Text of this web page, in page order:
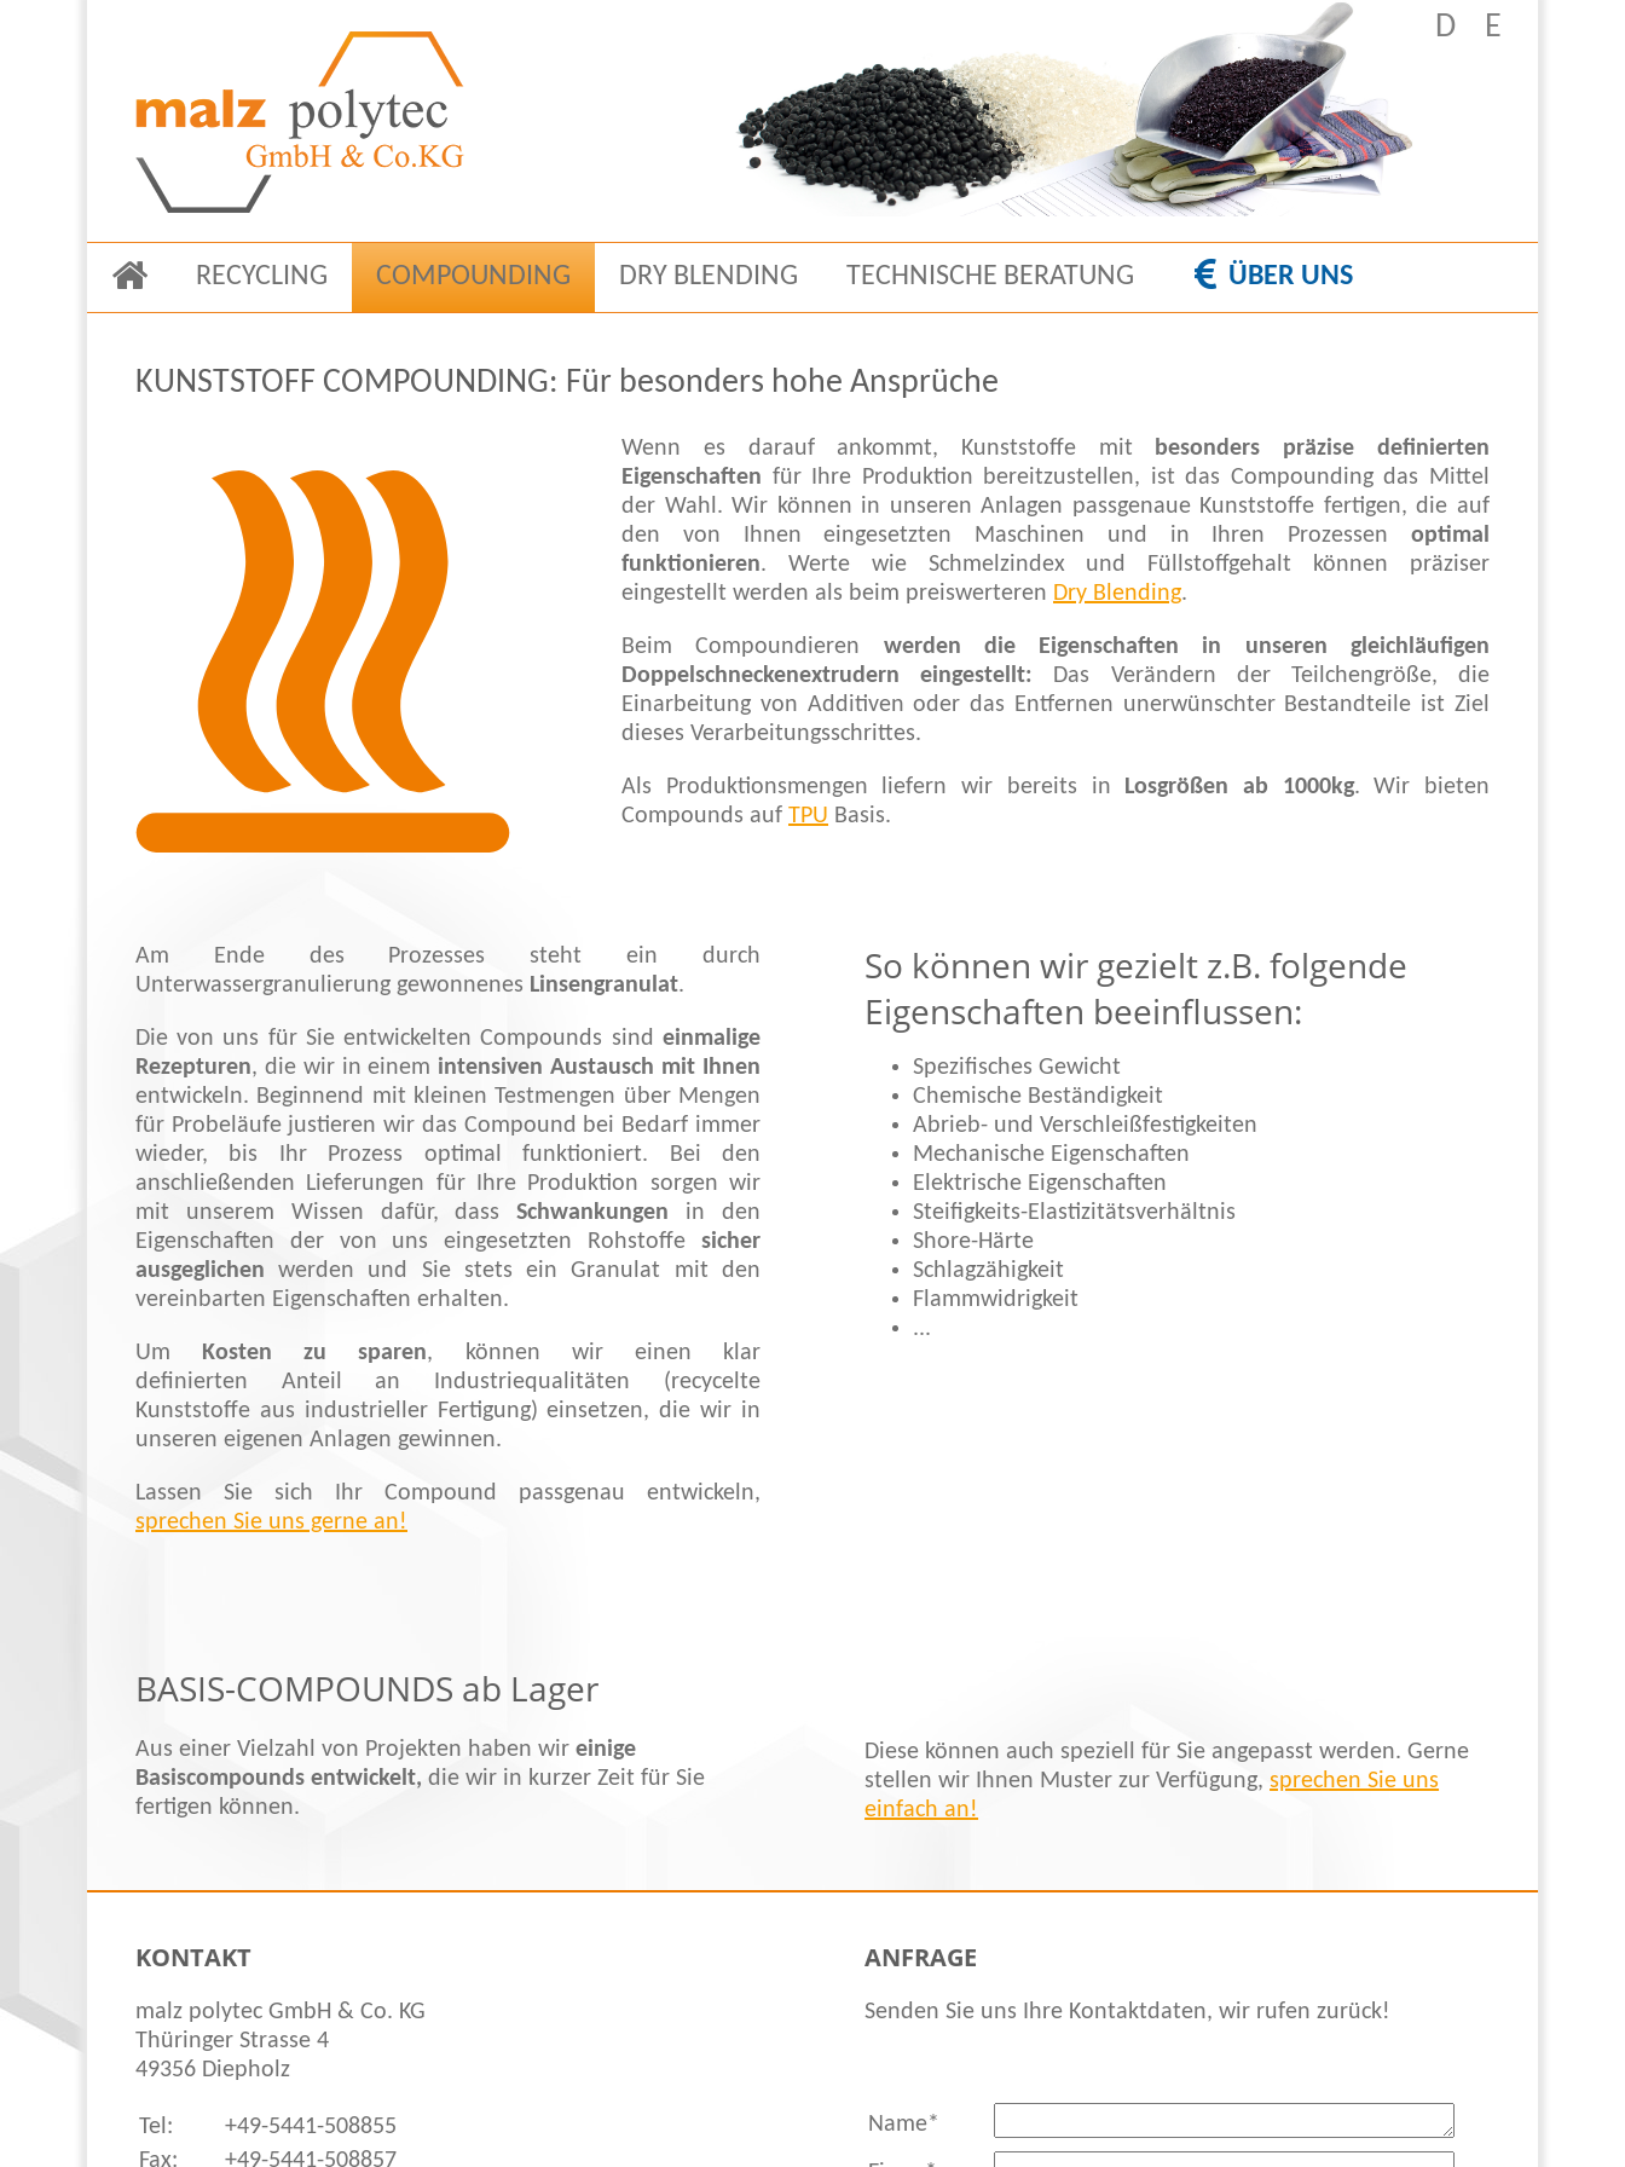
überspringen
D E
NAVIGATION
ÜBERSPRINGEN
RECYCLING COMPOUNDING DRY BLENDING TECHNISCHE BERATUNG ÜBER UNS
KUNSTSTOFF COMPOUNDING: Für besonders hohe Ansprüche
Wenn es darauf ankommt, Kunststoffe mit besonders präzise definierten
Eigenschaften für Ihre Produktion bereitzustellen, ist das Compounding das Mittel
der Wahl. Wir können in unseren Anlagen passgenaue Kunststoffe fertigen, die auf
den von Ihnen eingesetzten Maschinen und in Ihren Prozessen optimal
funktionieren. Werte wie Schmelzindex und Füllstoffgehalt können präziser
eingestellt werden als beim preiswerteren Dry Blending.
Beim Compoundieren werden die Eigenschaften in unseren gleichläufigen
Doppelschneckenextrudern eingestellt: Das Verändern der Teilchengröße, die
Einarbeitung von Additiven oder das Entfernen unerwünschter Bestandteile ist Ziel
dieses Verarbeitungsschrittes.
Als Produktionsmengen liefern wir bereits in Losgrößen ab 1000kg. Wir bieten
Compounds aufTPU Basis.
Am Ende des Prozesses steht ein durch
Unterwassergranulierung gewonnenes Linsengranulat.
Die von uns für Sie entwickelten Compounds sind einmalige
Rezepturen, die wir in einem intensiven Austausch mit Ihnen
entwickeln. Beginnend mit kleinen Testmengen über Mengen
für Probeläufe justieren wir das Compound bei Bedarf immer
wieder, bis Ihr Prozess optimal funktioniert. Bei den
anschließenden Lieferungen für Ihre Produktion sorgen wir
mit unserem Wissen dafür, dassSchwankungen in den
Eigenschaften der von uns eingesetzten Rohstoffe sicher
ausgeglichen werden und Sie stets ein Granulat mit den
vereinbarten Eigenschaften erhalten.
Um Kosten zu sparen, können wir einen klar
definierten Anteil an Industriequalitäten (recycelte
Kunststoffe aus industrieller Fertigung) einsetzen, die wir in
unseren eigenen Anlagen gewinnen.
Lassen Sie sich Ihr Compound passgenau entwickeln,
sprechen Sie uns gerne an!
So können wir gezielt z.B. folgende
Eigenschaften beeinflussen:
Spezifisches Gewicht
Chemische Beständigkeit
Abrieb- und Verschleißfestigkeiten
Mechanische Eigenschaften
Elektrische Eigenschaften
Steifigkeits-Elastizitätsverhältnis
Shore-Härte
Schlagzähigkeit
Flammwidrigkeit
...
BASIS-COMPOUNDS ab Lager
Aus einer Vielzahl von Projekten haben wir einige
Basiscompounds entwickelt, die wir in kurzer Zeit für Sie
fertigen können.
Diese können auch speziell für Sie angepasst werden. Gerne
stellen wir Ihnen Muster zur Verfügung,sprechen Sie uns
einfach an!
KONTAKT
malz polytec GmbH & Co. KG
Thüringer Strasse 4
49356 Diepholz
Tel:
+49-5441-508855
Fax:
+49-5441-508857
ANFRAGE
Senden Sie uns Ihre Kontaktdaten, wir rufen zurück!
Pflichtfeld
Name*